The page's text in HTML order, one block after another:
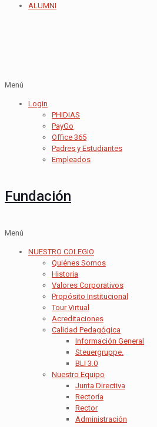
ALUMNI
Menú
Login
PHIDIAS
PayGo
Office 365
Padres y Estudiantes
Empleados
Fundación
Menú
NUESTRO COLEGIO
Quiénes Somos
Historia
Valores Corporativos
Propósito Institucional
Tour Virtual
Acreditaciones
Calidad Pedagógica
Información General
Steuergruppe.
BLI 3.0
Nuestro Equipo
Junta Directiva
Rectoría
Rector
Administración